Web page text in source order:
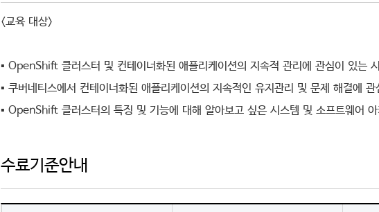
<교육 대상>
▪ OpenShift 클러스터 및 컨테이너화된 애플리케이션의 지속적 관리에 관심이 있는
▪ 쿠버네티스에서 컨테이너화된 애플리케이션의 지속적인 유지관리 및 문제 해결에
▪ OpenShift 클러스터의 특징 및 기능에 대해 알아보고 싶은 시스템 및 소프트웨어
수료기준안내